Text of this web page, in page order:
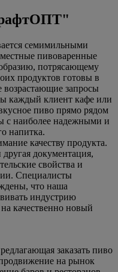
семимильными
пивоваренные
потрясающему
продуктов готовы в
возрастающие запросы
каждый клиент кафе или
пиво прямо рядом
с наиболее надежными и
напитка.
качеству продукта.
документация,
свойства и
Специалисты
что наша
индустрию
качественно новый
заказать пиво
на рынок